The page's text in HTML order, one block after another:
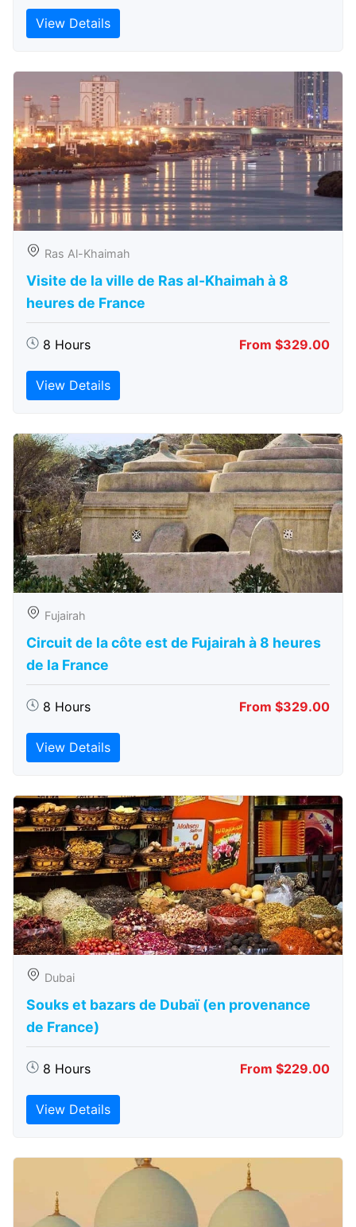
View Details
Ras Al-Khaimah
Visite de la ville de Ras al-Khaimah à 8
heures de France
8 Hours From $329.00
View Details
Fujairah
Circuit de la côte est de Fujairah à 8 heures
de la France
8 Hours From $329.00
View Details
Dubai
Souks et bazars de Dubaï (en provenance
de France)
8 Hours From $229.00
View Details